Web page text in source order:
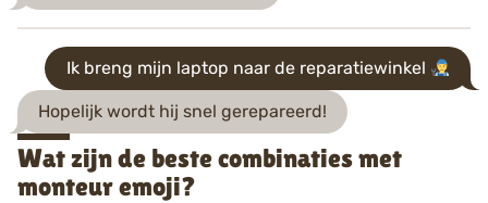
Ik breng mijn laptop naar de reparatiewinkel
Hopelijk wordt hij snel gerepareerd!
Wat zijn de beste combinaties met
monteur emoji?